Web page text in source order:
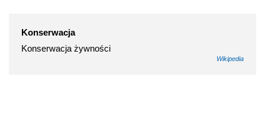
Konserwacja
Konserwacja żywności
Wikipedia